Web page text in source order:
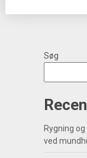
Søg
Rygning
ved